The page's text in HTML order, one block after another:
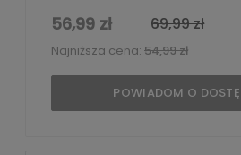
56,99 zł 69,99 zł
Najniższa cena: 54,99 zł
POWIADOM O